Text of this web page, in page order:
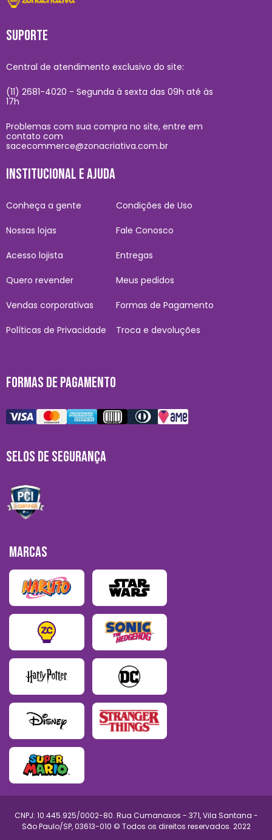
SUPORTE
Central de atendimento exclusivo do site:
(11) 2681-4020 - Segunda à sexta das 09h até às
17h
Problemas com sua compra no site, entre em
contato com
sacecommerce@zonacriativa.com.br
INSTITUCIONAL E AJUDA
Conheça a gente
Nossas lojas
Acesso lojista
Quero revender
Vendas corporativas
Políticas de Privacidade
Condições de Uso
Fale Conosco
Entregas
Meus pedidos
Formas de Pagamento
Troca e devoluções
FORMAS DE PAGAMENTO
SELOS DE SEGURANÇA
MARCAS
CNPJ: 10.445.925/0002-80. Rua Cumanaxos - 371, Vila Santana -
São Paulo/SP, 03613-010 © Todos os direitos reservados. 2022